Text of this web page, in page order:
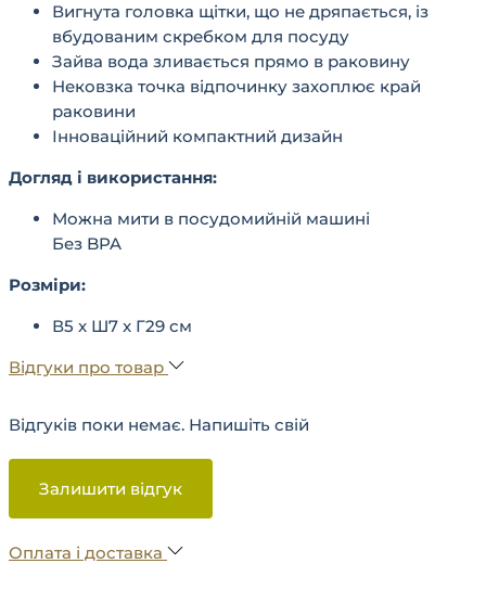
Вигнута головка щітки, що не дряпається, із
вбудованим скребком для посуду
Зайва вода зливається прямо в раковину
Нековзка точка відпочинку захоплює край
раковини
Інноваційний компактний дизайн
Догляд і використання:
Можна мити в посудомийній машині
Без BPA
Розміри:
В5 x Ш7 x Г29 см
Відгуки про товар
Відгуків поки немає. Напишіть свій
Залишити відгук
Оплата і доставка